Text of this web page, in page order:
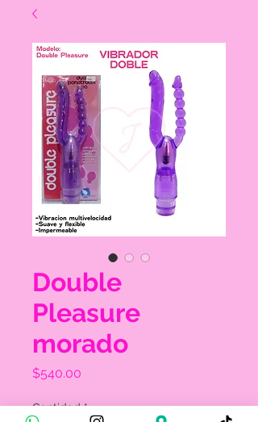
Double
Pleasure
morado
$540.00
Cantidad *